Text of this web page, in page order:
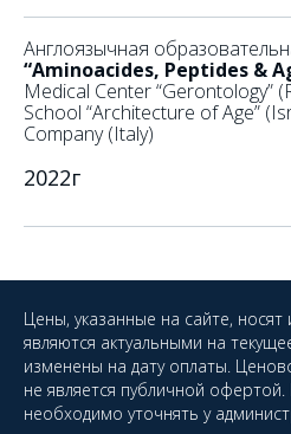
Англоязычная
“Aminoacides, Peptides &
Medical Center “Gerontology”
School “Architecture of Age”
Company (Italy)
2022г
Цены, указанные на сайте,
являются актуальными на
изменены на дату оплаты.
не является публичной
необходимо уточнять у